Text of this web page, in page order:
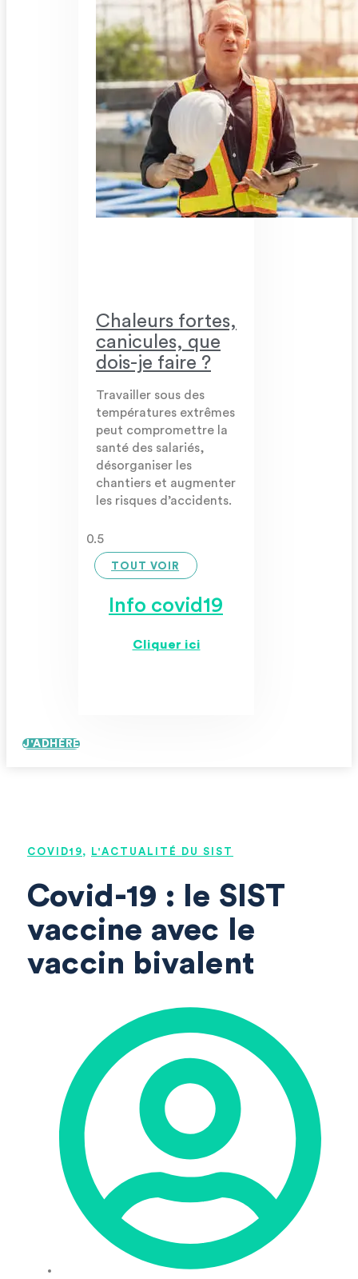
Chaleurs fortes,
canicules, que
dois-je faire ?
Travailler sous des
températures extrêmes
peut compromettre la
santé des salariés,
désorganiser les
chantiers et augmenter
les risques d’accidents.
TOUT VOIR
Info covid19
Cliquer ici
J'ADHÈRE
COVID19, L'ACTUALITÉ DU SIST
Covid-19 : le SIST
vaccine avec le
vaccin bivalent